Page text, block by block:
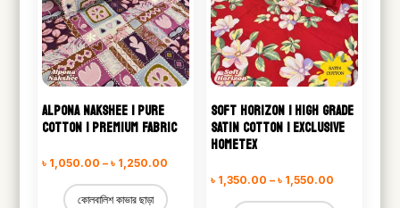
ALPONA NAKSHEE | PURE
COTTON | PREMIUM FABRIC
৳ 1,050.00 – ৳ 1,250.00
কোলবালিশ কাভার ছাড়া
SOFT HORIZON | HIGH GRADE
SATIN COTTON | EXCLUSIVE
HOMETEX
৳ 1,350.00 – ৳ 1,550.00